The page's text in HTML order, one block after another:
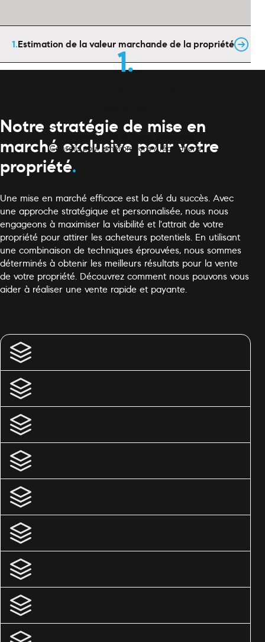
Estimation de la valeur marchande de la propriété
Détermination de la valeur marchande
Conseils pour améliorations / réparations
Notre stratégie de mise en
marché exclusive pour votre
propriété.
Une mise en marché efficace est la clé du succès. Avec
une approche stratégique et personnalisée, nous nous
engageons à maximiser la visibilité et l'attrait de votre
propriété pour attirer les acheteurs potentiels. En utilisant
une combinaison de techniques éprouvées, nous sommes
déterminés à obtenir les meilleurs résultats pour la vente
de votre propriété. Découvrez comment nous pouvons vous
aider à réaliser une vente rapide et payante.